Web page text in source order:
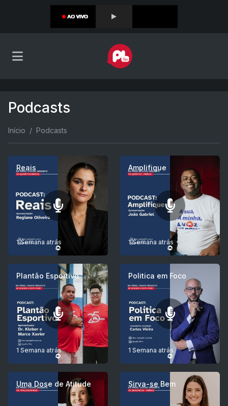
Podcasts
Início Podcasts
Reais
1 Semana atrás
Amplifique
1 Semana atrás
Plantão Esportivo
1 Semana atrás
Politica em Foco
1 Semana atrás
Uma Dose de Atitude Sirva-se Bem